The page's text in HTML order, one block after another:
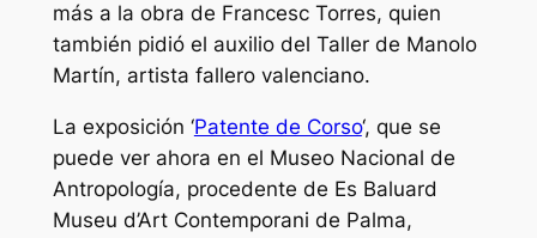
más a la obra de Francesc Torres, quien
también pidió el auxilio del Taller de Manolo
Martín, artista fallero valenciano.
La exposición ‘Patente de Corso‘, que se
puede ver ahora en el Museo Nacional de
Antropología, procedente de Es Baluard
Museu d’Art Contemporani de Palma,